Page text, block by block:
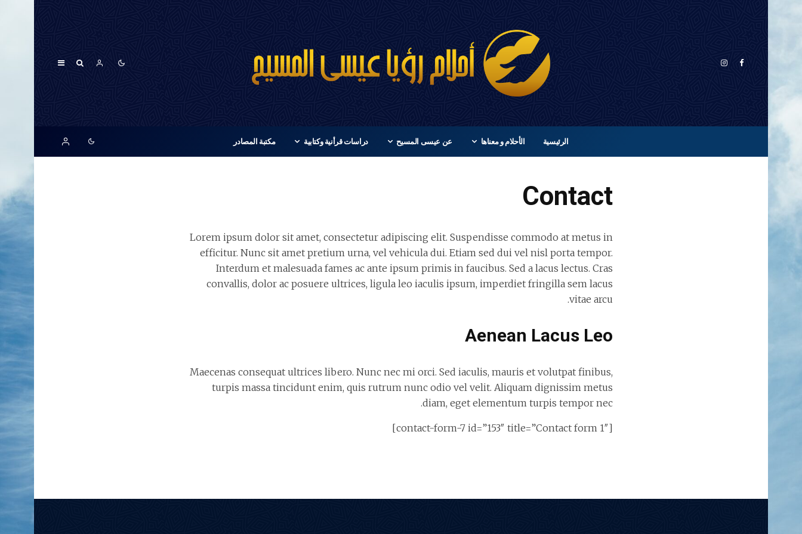
الرئيسية الأحلام و معناها عن عيسى المسيح دراسات قرأنية وكتابية مكتبة المصادر
Contact
Lorem ipsum dolor sit amet, consectetur adipiscing elit. Suspendisse commodo at metus in
efficitur. Nunc sit amet pretium urna, vel vehicula dui. Etiam sed dui vel nisl porta tempor.
Interdum et malesuada fames ac ante ipsum primis in faucibus. Sed a lacus lectus. Cras
convallis, dolor ac posuere ultrices, ligula leo iaculis ipsum, imperdiet fringilla sem lacus
vitae arcu.
Aenean Lacus Leo
Maecenas consequat ultrices libero. Nunc nec mi orci. Sed iaculis, mauris et volutpat finibus,
turpis massa tincidunt enim, quis rutrum nunc odio vel velit. Aliquam dignissim metus
diam, eget elementum turpis tempor nec.
[contact-form-7 id=”153″ title=”Contact form 1″]